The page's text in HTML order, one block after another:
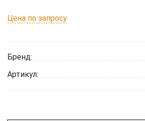
Цена по запросу
Бренд:
Артикул: